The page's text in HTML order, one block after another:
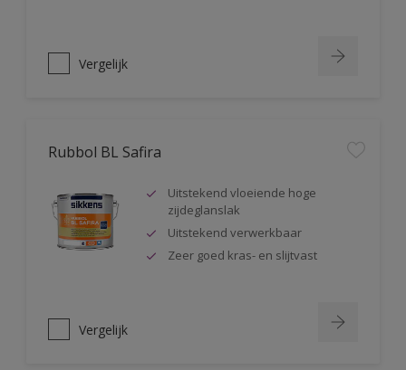
Vergelijk
Rubbol BL Safira
Uitstekend vloeiende hoge
zijdeglanslak
Uitstekend verwerkbaar
Zeer goed kras- en slijtvast
Vergelijk